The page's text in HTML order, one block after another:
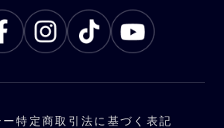
ー特定商取引法に基づく表記